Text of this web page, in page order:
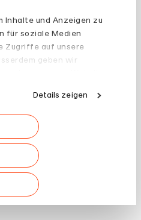
Inhalte und Anzeigen zu
für soziale Medien
Zugriffe auf unsere
geben wir
führen diese
mit weiteren Daten
haben oder
der Dienste
Details zeigen